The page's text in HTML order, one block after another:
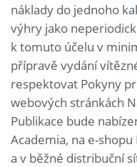
náklady do jednoho
výhry jako
k tomuto účelu v
přípravě vydání
respektovat Pokyny
webových stránkách
Publikace bude
Academia, na e-
a v běžné distribuční